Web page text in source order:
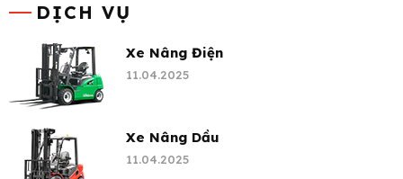
DỊCH VỤ
Xe Nâng Điện
11.04.2025
Xe Nâng Dầu
11.04.2025